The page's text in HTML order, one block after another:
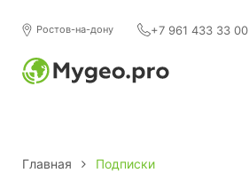
Ростов-на-дону +7 961 433 33 00
Главная Подписки